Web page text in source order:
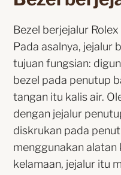
Bezel berjejalur
Pada asalnya, jejalur
tujuan fungsian:
bezel pada penutup
tangan itu kalis air.
dengan jejalur
diskrukan pada
menggunakan alatan
kelamaan, jejalur itu